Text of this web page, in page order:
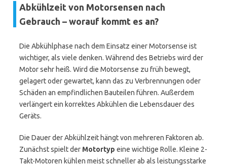
Abkühlzeit von Motorsensen nach
Gebrauch – worauf kommt es an?
Die Abkühlphase nach dem Einsatz einer Motorsense ist
wichtiger, als viele denken. Während des Betriebs wird der
Motor sehr heiß. Wird die Motorsense zu früh bewegt,
gelagert oder gewartet, kann das zu Verbrennungen oder
Schäden an empfindlichen Bauteilen führen. Außerdem
verlängert ein korrektes Abkühlen die Lebensdauer des
Geräts.
Die Dauer der Abkühlzeit hängt von mehreren Faktoren ab.
Zunächst spielt der Motortyp eine wichtige Rolle. Kleine 2-
Takt-Motoren kühlen meist schneller ab als leistungsstarke